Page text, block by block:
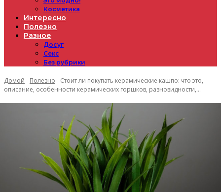
Косметика
Интересно
Полезно
Разное
Досуг
Секс
Без рубрики
Домой Полезно
Стоит ли покупать керамические кашпо: что это,
описание, особенности керамических горшков, разновидности,...